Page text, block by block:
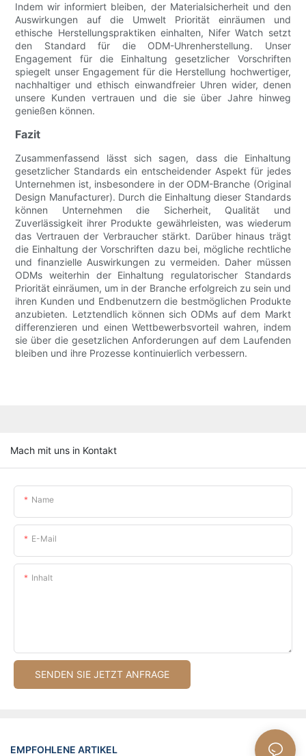
Indem wir informiert bleiben, der Materialsicherheit und den
Auswirkungen auf die Umwelt Priorität einräumen und
ethische Herstellungspraktiken einhalten, Nifer Watch setzt
den Standard für die ODM-Uhrenherstellung. Unser
Engagement für die Einhaltung gesetzlicher Vorschriften
spiegelt unser Engagement für die Herstellung hochwertiger,
nachhaltiger und ethisch einwandfreier Uhren wider, denen
unsere Kunden vertrauen und die sie über Jahre hinweg
genießen können.
Fazit
Zusammenfassend lässt sich sagen, dass die Einhaltung
gesetzlicher Standards ein entscheidender Aspekt für jedes
Unternehmen ist, insbesondere in der ODM-Branche (Original
Design Manufacturer). Durch die Einhaltung dieser Standards
können Unternehmen die Sicherheit, Qualität und
Zuverlässigkeit ihrer Produkte gewährleisten, was wiederum
das Vertrauen der Verbraucher stärkt. Darüber hinaus trägt
die Einhaltung der Vorschriften dazu bei, mögliche rechtliche
und finanzielle Auswirkungen zu vermeiden. Daher müssen
ODMs weiterhin der Einhaltung regulatorischer Standards
Priorität einräumen, um in der Branche erfolgreich zu sein und
ihren Kunden und Endbenutzern die bestmöglichen Produkte
anzubieten. Letztendlich können sich ODMs auf dem Markt
differenzieren und einen Wettbewerbsvorteil wahren, indem
sie über die gesetzlichen Anforderungen auf dem Laufenden
bleiben und ihre Prozesse kontinuierlich verbessern.
Mach mit uns in Kontakt
Name
E-Mail
Inhalt
SENDEN SIE JETZT ANFRAGE
EMPFOHLENE ARTIKEL